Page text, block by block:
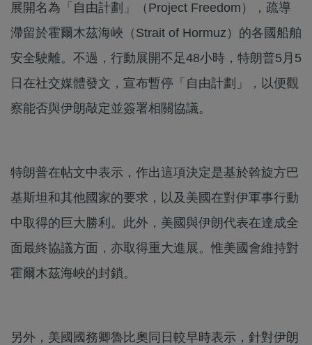
展開名為「自由計劃」（Project Freedom），疏導
滯留於霍爾木茲海峽（Strait of Hormuz）的各國船舶
安全駛離。不過，行動展開不足48小時，特朗普5月5
日在社交媒體發文，宣布暫停「自由計劃」，以便觀
察能否與伊朗敲定並簽署相關協議。
特朗普在帖文中表示，作出這項決定是基於斡旋方巴
基斯坦和其他國家的要求，以及美國在對伊軍事行動
中取得的巨大勝利。此外，美國與伊朗代表在達成全
面最終協議方面，亦取得重大進展。惟美國會維持對
霍爾木茲海峽的封鎖。
另外，美國國務卿魯比奧同日較早時表示，針對伊朗